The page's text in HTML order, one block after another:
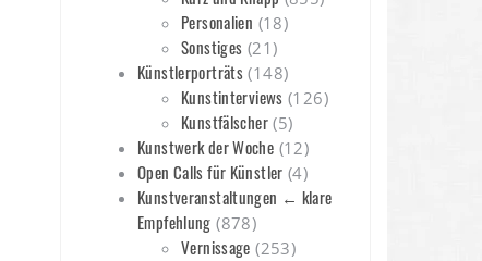
Personalien (18)
Sonstiges (21)
Künstlerporträts (148)
Kunstinterviews (126)
Kunstfälscher(5)
Kunstwerk der Woche (12)
Open Calls für Künstler (4)
Kunstveranstaltungen ← klare
Empfehlung (878)
Vernissage (253)